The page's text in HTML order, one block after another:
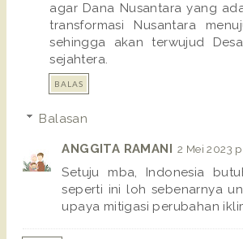
agar Dana Nusantara yang
transformasi Nusantara
sehingga akan terwujud
sejahtera.
BALAS
Balasan
ANGGITA RAMANI 2 Mei 2023
Setuju mba, Indonesia
seperti ini loh sebenarnya
upaya mitigasi perubahan